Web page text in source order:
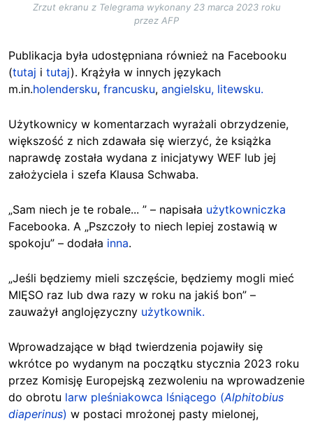
Zrzut ekranu z Telegrama wykonany 23 marca 2023 roku
przez AFP
Publikacja była udostępniana również na Facebooku
(tutaj i tutaj). Krążyła w innych językach
m.in.holendersku, francusku, angielsku, litewsku.
Użytkownicy w komentarzach wyrażali obrzydzenie,
większość z nich zdawała się wierzyć, że książka
naprawdę została wydana z inicjatywy WEF lub jej
założyciela i szefa Klausa Schwaba.
„Sam niech je te robale... ” – napisała użytkowniczka
Facebooka. A „Pszczoły to niech lepiej zostawią w
spokoju” – dodała inna.
„Jeśli będziemy mieli szczęście, będziemy mogli mieć
MIĘSO raz lub dwa razy w roku na jakiś bon” –
zauważył anglojęzyczny użytkownik.
Wprowadzające w błąd twierdzenia pojawiły się
wkrótce po wydanym na początku stycznia 2023 roku
przez Komisję Europejską zezwoleniu na wprowadzenie
do obrotu larw pleśniakowca lśniącego (Alphitobius
diaperinus) w postaci mrożonej pasty mielonej,